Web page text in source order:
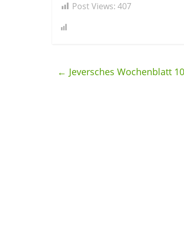
Post Views: 407
← Jeversches Wochenblatt